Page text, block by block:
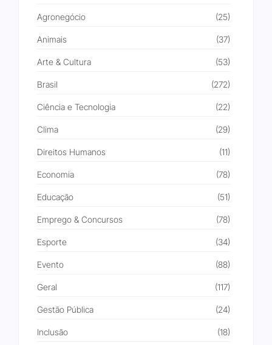
Agronegócio (25)
Animais (37)
Arte & Cultura (53)
Brasil (272)
Ciência e Tecnologia (22)
Clima (29)
Direitos Humanos (11)
Economia (78)
Educação (51)
Emprego & Concursos (78)
Esporte (34)
Evento (88)
Geral (117)
Gestão Pública (24)
Inclusão (18)